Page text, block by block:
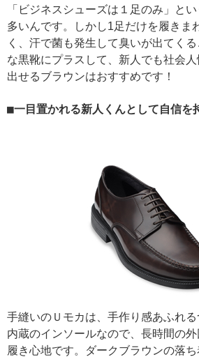
「ビジネスシューズは１足のみ」と
多いんです。しかし1足だけを履きま
く、汗で菌も発生して臭いが出てく
な黒靴にプラスして、新人でも社会
出せるブラウンはおすすめです！
■一目置かれる新人くんとして自信を
手縫いのＵモカは、手作り感あふれ
内蔵のインソールなので、長時間の
履き心地です。ダークブラウンの落